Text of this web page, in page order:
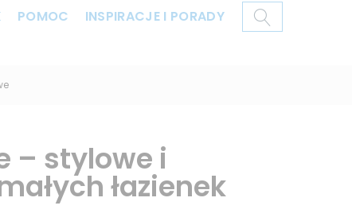
POMOC INSPIRACJE I PORADY
– stylowe i
łazienek